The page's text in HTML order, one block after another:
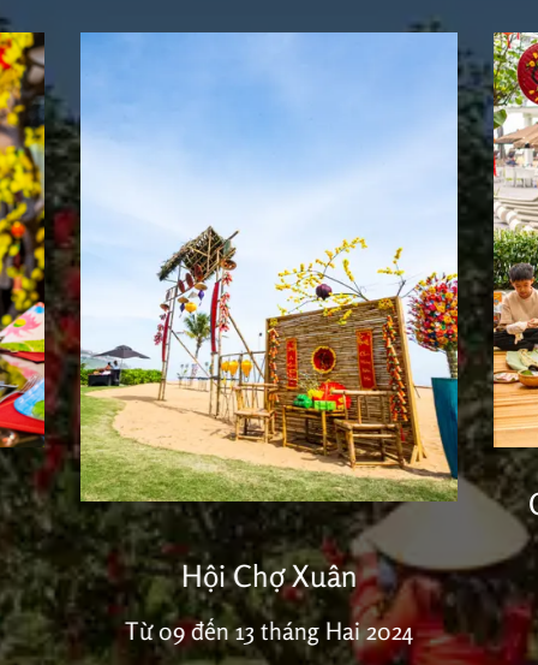
Hội Chợ Xuân
Từ 09 đến 13 tháng Hai 2024